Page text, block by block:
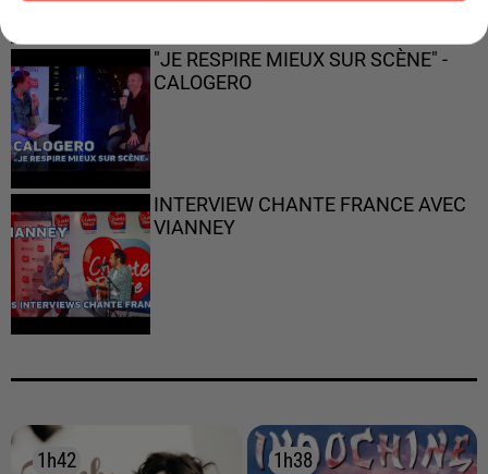
"JE RESPIRE MIEUX SUR SCÈNE" -
CALOGERO
INTERVIEW CHANTE FRANCE AVEC
VIANNEY
1h42
1h42 1h38
1h38